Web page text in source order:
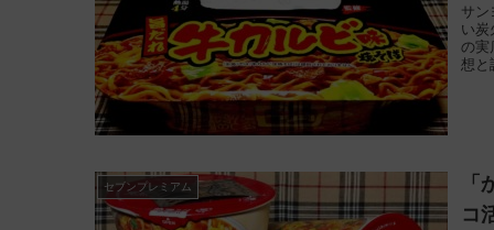
サン
い炭
の実
想と
セブンプレミアム
コ